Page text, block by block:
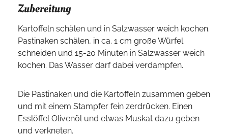
Zubereitung
Kartoffeln schälen und in Salzwasser weich kochen.
Pastinaken schälen, in ca. 1 cm große Würfel
schneiden und 15-20 Minuten in Salzwasser weich
kochen. Das Wasser darf dabei verdampfen.
Die Pastinaken und die Kartoffeln zusammen geben
und mit einem Stampfer fein zerdrücken. Einen
Esslöffel Olivenöl und etwas Muskat dazu geben
und verkneten.